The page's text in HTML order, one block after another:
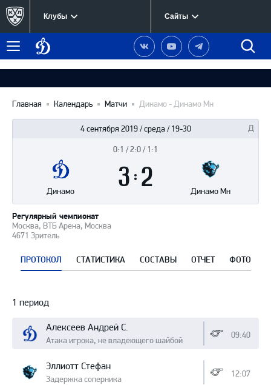
Клубы Сайты
Меню
Динамо
Москва
Наша
группа
Вконтакте
Наш
канал
YouTube
Наш
канал
Telegram
Главная Календарь Матчи Динамо - Динамо Мн
4 сентября 2019 / среда / 19-30
Москва, ВТБ Арена, Москва
4671 Зритель
Регулярный чемпионат
матча
0:1 / 2:0 / 1:1
Динамо Динамо Мн
ПРОТОКОЛ СТАТИСТИКА СОСТАВЫ ОТЧЕТ ФОТО
Протокол
1 период
Алексеев Андрей С.
Атака игрока, не владеющего шайбой
09:40
Эллиотт Стефан
Задержка соперника
12:07